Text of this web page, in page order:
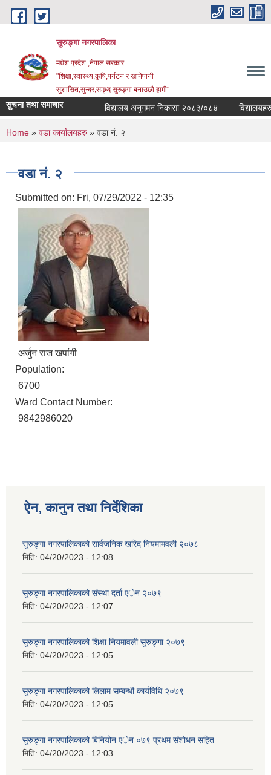
Skip to main content
सुरुङ्‍गा नगरपालिका
मधेश प्रदेश ,नेपाल सरकार
"शिक्षा,स्वास्थ्य,कृषि,पर्यटन र खानेपानी
सुशासित,सुन्दर,समृध्द सुरुङ्गा बनाउछौ हामी"
सुचना तथा समाचार विद्यालय अनुगमन निकासा २०८३/०८४
You are here
Home » वडा कार्यालयहरु » वडा नं. २
वडा नं. २
Submitted on: Fri, 07/29/2022 - 12:35
अर्जुन राज खपांगी
Population:
6700
Ward Contact Number:
9842986020
ऐन, कानुन तथा निर्देशिका
सुरुङ्गा नगरपालिकाको सार्वजनिक खरिद नियमामवली २०७८
मिति: 04/20/2023 - 12:08
सुरुङ्गा नगरपालिकाको संस्था दर्ता एेन २०७९
मिति: 04/20/2023 - 12:07
सुरुङ्गा नगरपालिकाको शिक्षा नियमावली सुरुङ्गा २०७९
मिति: 04/20/2023 - 12:05
सुरुङ्गा नगरपालिकाको लिलाम सम्बन्धी कार्यविधि २०७९
मिति: 04/20/2023 - 12:05
सुरुङ्गा नगरपालिकाको बिनियोन एेन ०७९ प्रथम संशोधन सहित
मिति: 04/20/2023 - 12:03